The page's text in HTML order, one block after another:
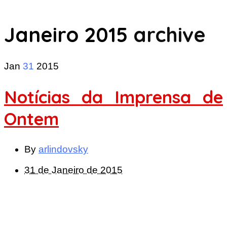
Janeiro 2015 archive
Jan 31 2015
Notícias da Imprensa de
Ontem
By arlindovsky
31 de Janeiro de 2015